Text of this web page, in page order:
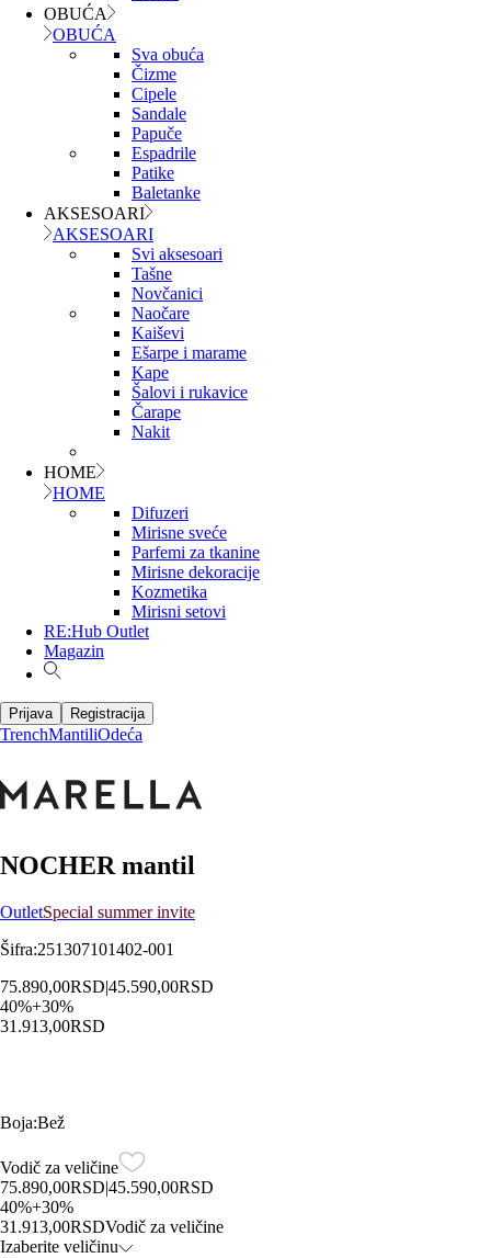
OBUĆA
OBUĆA
Sva obuća
Čizme
Cipele
Sandale
Papuče
Espadrile
Patike
Baletanke
AKSESOARI
AKSESOARI
Svi aksesoari
Tašne
Novčanici
Naočare
Kaiševi
Ešarpe i marame
Kape
Šalovi i rukavice
Čarape
Nakit
HOME
HOME
Difuzeri
Mirisne sveće
Parfemi za tkanine
Mirisne dekoracije
Kozmetika
Mirisni setovi
RE:Hub Outlet
Magazin
Prijava Registracija
TrenchMantiliOdeća
NOCHER mantil
OutletSpecial summer invite
Šifra:251307101402-001
75.890,00RSD|45.590,00RSD
40%+30%
31.913,00RSD
Boja:Bež
Vodič za veličine
75.890,00RSD|45.590,00RSD
40%+30%
31.913,00RSDVodič za veličine
Izaberite veličinu